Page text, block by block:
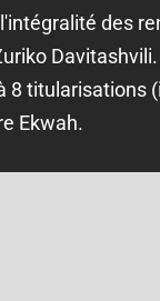
des
titularisations
Ekwah.